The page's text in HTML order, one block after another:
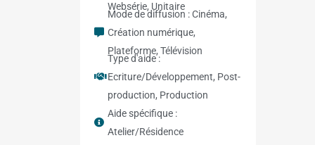
Websérie, Unitaire
Mode de diffusion :Cinéma,
Création numérique,
Plateforme, Télévision
Type d'aide :
Ecriture/Développement, Post-
production, Production
Aide spécifique :
Atelier/Résidence